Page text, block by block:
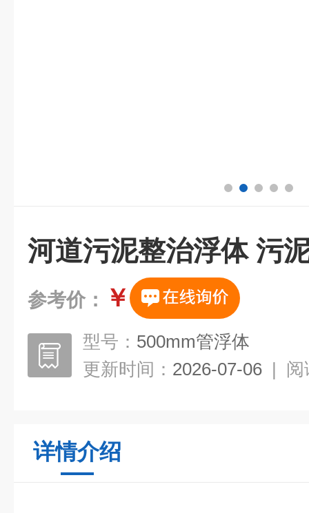
河道污泥整治浮体 污
参考价： ￥
型号： 500mm管浮体
更新时间： 2026-07-06 | 阅
详情介绍